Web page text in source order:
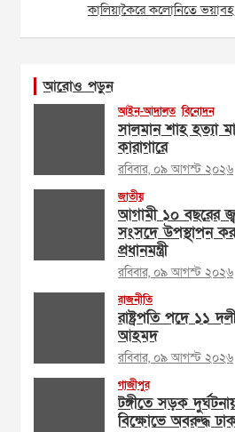
কালিয়াকৈরে কলোনিতে
আরোও পড়ুন
আইন-আদালত বিনোদন
সালমান শাহ হত্যা
কারাগারে
রবিবার, ০৯ আগস্ট ২০২৬
জাতীয়
আগামী ১০ বছরের
সংসদে উপস্থাপন
প্রধানমন্ত্রী
রবিবার, ০৯ আগস্ট ২০২৬
রাজনীতি
রাষ্ট্রপতি পদে ১১
আহমদ
রবিবার, ০৯ আগস্ট ২০২৬
গাজীপুর
টঙ্গীতে সড়ক
বিক্ষোভে অবরুদ্ধ